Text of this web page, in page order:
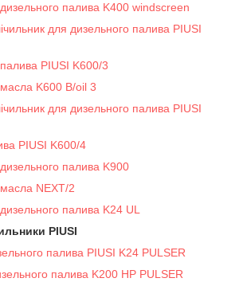
палива K400 windscreen
для дизельного палива PIUSI
PIUSI K600/3
K600 B/oil 3
для дизельного палива PIUSI
PIUSI K600/4
палива K900
NEXT/2
палива K24 UL
PIUSI
палива PIUSI K24 PULSER
палива K200 HP PULSER